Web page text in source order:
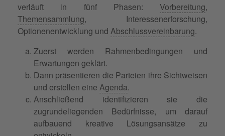
verläuft in fünf Phasen: Vorbereitung,
Themensammlung, Interessenerforschung,
Optionenentwicklung und Abschlussvereinbarung.
Zuerst werden Rahmenbedingungen und
Erwartungen geklärt.
Dann präsentieren die Parteien ihre Sichtweisen
und erstellen eine Agenda.
Anschließend identifizieren sie die
zugrundeliegenden Bedürfnisse, um darauf
aufbauend kreative Lösungsansätze zu